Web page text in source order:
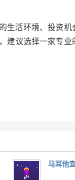
生活环境、投资
建议选择一家专
马耳他